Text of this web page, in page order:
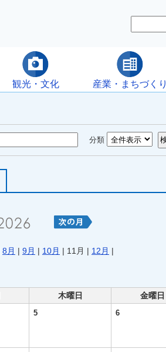
観光・文化 産業・まちづくり
分類
8月 | 9月 | 10月 | 11月 | 12月 |
木曜日 金曜日
5 6